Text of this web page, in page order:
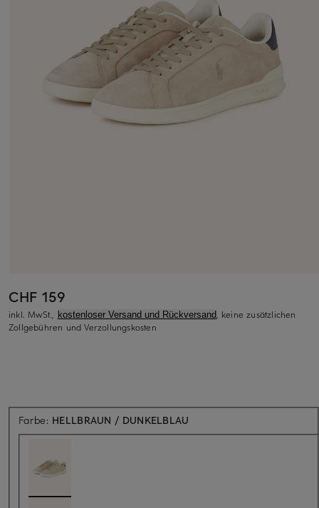
CHF 159
inkl. MwSt., kostenloser Versand und Rückversand, keine zusätzlichen
Zollgebühren und Verzollungskosten
Farbe: HELLBRAUN / DUNKELBLAU